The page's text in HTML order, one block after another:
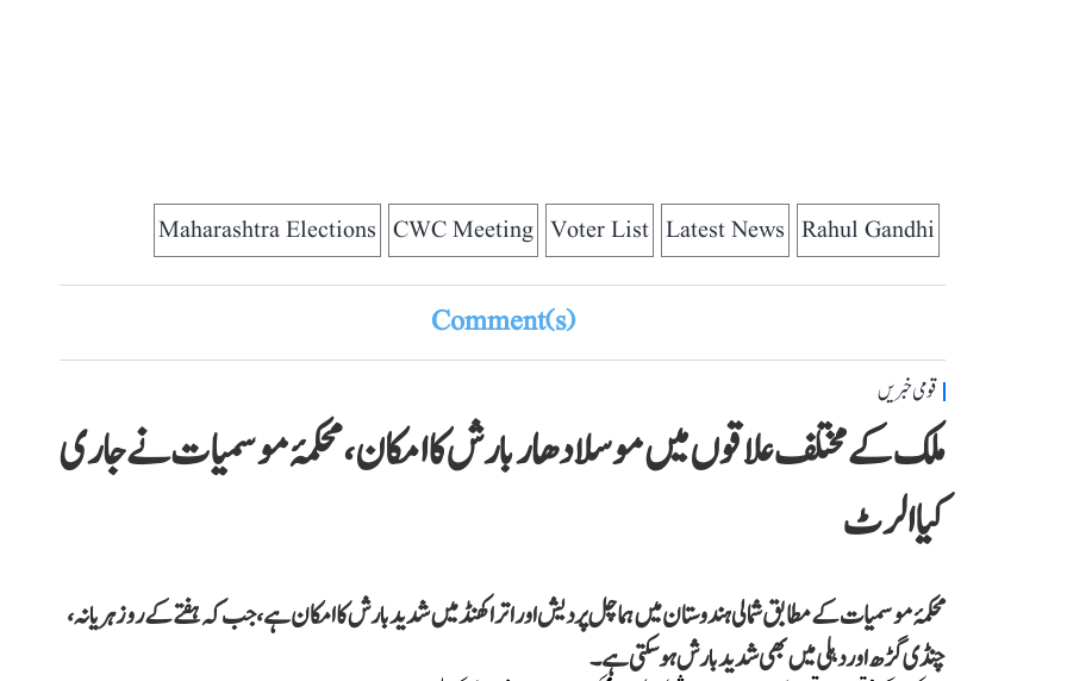
Rahul Gandhi
Latest News
Voter List
CWC Meeting
Maharashtra Elections
Comment(s)
قومی خبریں
ملک کے مختلف علاقوں میں موسلادھار بارش کا امکان، محکمۂ موسمیات نے جاری
کیا الرٹ
محکمۂ موسمیات کے مطابق شمالی ہندوستان میں ہماچل پردیش اور اتراکھنڈ میں شدید بارش کا امکان ہے، جب کہ ہفتے کے روز ہریانہ،
چنڈی گڑھ اور دہلی میں بھی شدید بارش ہوسکتی ہے۔